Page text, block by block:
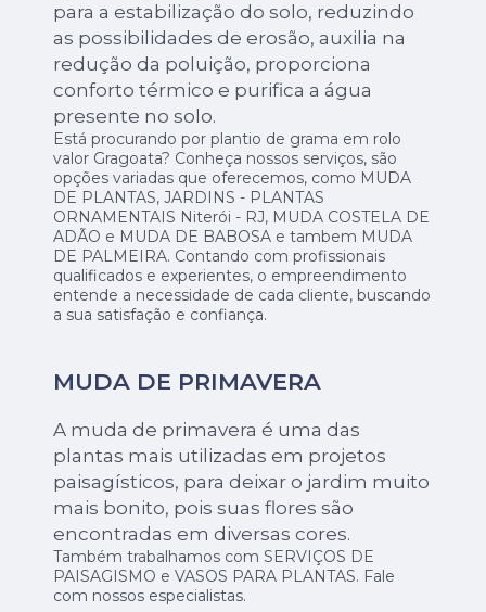
para a estabilização do solo, reduzindo
as possibilidades de erosão, auxilia na
redução da poluição, proporciona
conforto térmico e purifica a água
presente no solo.
Está procurando por plantio de grama em rolo
valor Gragoata? Conheça nossos serviços, são
opções variadas que oferecemos, como MUDA
DE PLANTAS, JARDINS - PLANTAS
ORNAMENTAIS Niterói - RJ, MUDA COSTELA DE
ADÃO e MUDA DE BABOSA e tambem MUDA
DE PALMEIRA. Contando com profissionais
qualificados e experientes, o empreendimento
entende a necessidade de cada cliente, buscando
a sua satisfação e confiança.
MUDA DE PRIMAVERA
A muda de primavera é uma das
plantas mais utilizadas em projetos
paisagísticos, para deixar o jardim muito
mais bonito, pois suas flores são
encontradas em diversas cores.
Também trabalhamos com SERVIÇOS DE
PAISAGISMO e VASOS PARA PLANTAS. Fale
com nossos especialistas.